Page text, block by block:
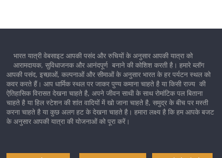
भारत यात्री वेबसाइट आपकी पसंद और रुचियों के अनुसार आपकी यात्रा को
आरामदायक, सुविधाजनक और आनंदपूर्ण बनाने की कोशिश करती है। हमारे ब्लॉग
आपकी पसंद, इच्छाओं, कल्पनाओं और सीमाओं के अनुसार भारत के हर पर्यटन स्थल को
कवर करते हैं। आप धार्मिक स्थल पर जाकर पुण्य कमाना चाहते है या किसी राज्य की
ऐतिहासिक विरासत देखना चाहते है, अपने जीवन साथी के साथ रोमांटिक पल बिताना
चाहते है या हिल स्टेशन की शांत वादियों में खो जाना चाहते है, समुद्र के बीच पर मस्ती
करना चाहते है या कुछ अलग हट के देखना चाहते है। हमारा लक्ष्य है कि हम आपके बजट
के अनुसार आपकी यात्रा की योजनाओं को पूरा करें।